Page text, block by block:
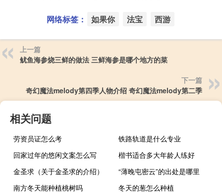
网络标签： 如果你 法宝 西游
上一篇
鱿鱼海参烧三鲜的做法 三鲜海参是哪个地方的菜
下一篇
奇幻魔法melody第四季人物介绍 奇幻魔法melody第二季
相关问题
劳资员证怎么考
铁路轨道是什么专业
回家过年的悠闲文案怎么写
楷书适合多大年龄人练好
金圣求（关于金圣求的介绍）
“薄晚屯密云”的出处是哪里
南方冬天能种植桃树吗
冬天的葱怎么种植